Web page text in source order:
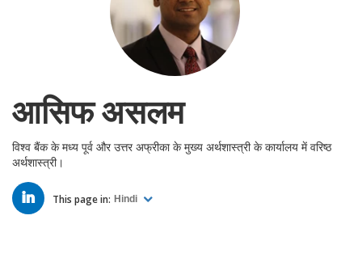
आसिफ असलम
विश्व बैंक के मध्य पूर्व और उत्तर अफ्रीका के मुख्य अर्थशास्त्री के कार्यालय में वरिष्ठ
अर्थशास्त्री।
LINKED
IN This page in: Hindi